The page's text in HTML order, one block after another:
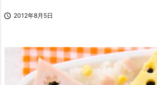
 2012年8月5日